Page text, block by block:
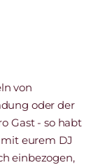
von
oder der
Gast - so habt
eurem DJ
einbezogen,